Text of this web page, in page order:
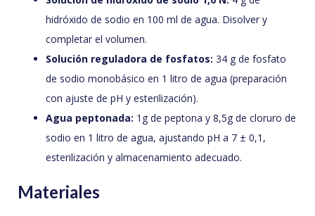
hidróxido de sodio en 100 ml de agua. Disolver y
completar el volumen.
Solución reguladora de fosfatos: 34 g de fosfato
de sodio monobásico en 1 litro de agua (preparación
con ajuste de pH y esterilización).
Agua peptonada: 1g de peptona y 8,5g de cloruro de
sodio en 1 litro de agua, ajustando pH a 7 ± 0,1,
esterilización y almacenamiento adecuado.
Materiales